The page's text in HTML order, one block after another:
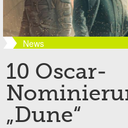
News
10 Oscar-
„Dune“